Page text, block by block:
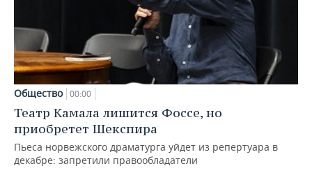
Общество 00:00
Театр Камала лишится Фоссе, но
приобретет Шекспира
Пьеса норвежского драматурга уйдет из репертуара в
декабре: запретили правообладатели